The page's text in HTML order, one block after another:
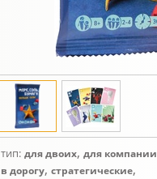
тип: для двоих, для компании
в дорогу, стратегические,